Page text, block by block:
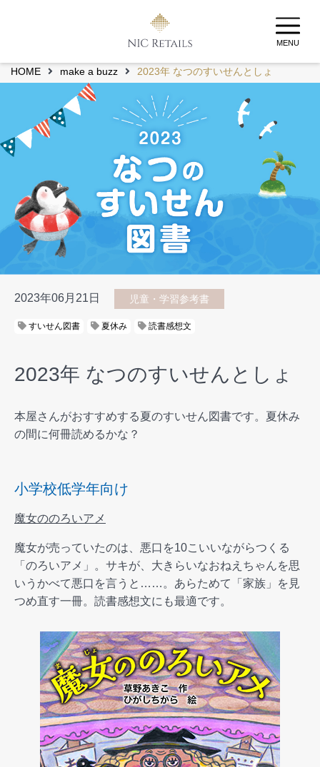
MENU
HOME make a buzz 2023年 なつのすいせんとしょ
2023年06月21日 児童・学習参考書
すいせん図書 夏休み 読書感想文
2023年 なつのすいせんとしょ
本屋さんがおすすめする夏のすいせん図書です。夏休み
の間に何冊読めるかな？
小学校低学年向け
魔女ののろいアメ
魔女が売っていたのは、悪口を10こいいながらつくる
「のろいアメ」。サキが、大きらいなおねえちゃんを思
いうかべて悪口を言うと……。あらためて「家族」を見
つめ直す一冊。読書感想文にも最適です。